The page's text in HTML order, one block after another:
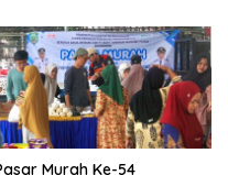
Murah Ke-54